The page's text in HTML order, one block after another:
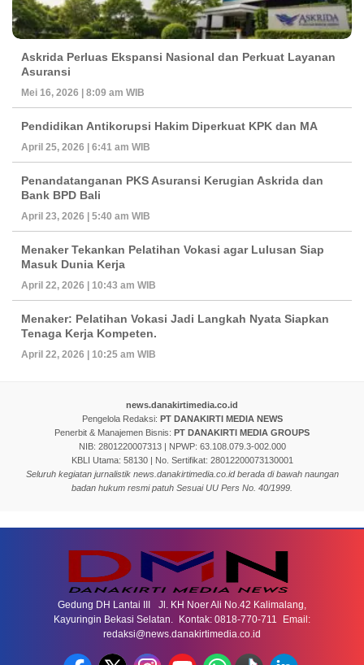
Askrida Perluas Ekspansi Nasional dan Perkuat Layanan
Asuransi
Mei 16, 2026 | 8:09 am WIB
Pendidikan Antikorupsi Hakim Diperkuat KPK dan MA
April 25, 2026 | 6:41 am WIB
Penandatanganan PKS Asuransi Kerugian Askrida dan
Bank BPD Bali
April 23, 2026 | 5:40 am WIB
Menaker Tekankan Pelatihan Vokasi agar Lulusan Siap
Masuk Dunia Kerja
April 22, 2026 | 10:43 am WIB
Menaker: Pelatihan Vokasi Jadi Langkah Nyata Siapkan
Tenaga Kerja Kompeten.
April 22, 2026 | 10:25 am WIB
news.danakirtimedia.co.id
Pengelola Redaksi: PT DANAKIRTI MEDIA NEWS
Penerbit & Manajemen Bisnis: PT DANAKIRTI MEDIA GROUPS
NIB: 2801220007313 | NPWP: 63.108.079.3-002.000
KBLI Utama: 58130 | No. Sertifikat: 28012200073130001
Seluruh kegiatan jurnalistik news.danakirtimedia.co.id berada di bawah naungan
badan hukum resmi patuh Sesuai UU Pers No. 40/1999.
Gedung DH Lantai III Jl. KH Noer Ali No.42 Kalimalang,
Kayuringin Bekasi Selatan. Kontak: 0818-770-711 Email:
redaksi@news.danakirtimedia.co.id